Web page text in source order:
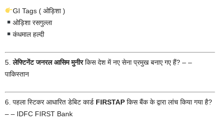
GI Tags ( ओड़िशा )
ओड़िशा रसगुल्ला
कंधमाल हल्दी
5.लेफ्टिनेंट जनरल आसिम मुनीरकिस देश में नए सेना प्रमुख बनाए गए हैं? – –
पाकिस्तान
6. पहला स्टिकर आधारित डेबिट कार्ड FIRSTAP किस बैंक के द्वारा लांच किया गया है?
– – IDFC FIRST Bank